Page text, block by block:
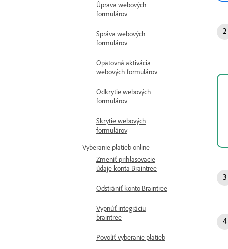
Úprava webových
formulárov
Správa webových
formulárov
Opätovná aktivácia
webových formulárov
Odkrytie webových
formulárov
Skrytie webových
formulárov
Vyberanie platieb online
Zmeniť prihlasovacie
údaje konta Braintree
Odstrániť konto Braintree
Vypnúť integráciu
braintree
Povoliť vyberanie platieb